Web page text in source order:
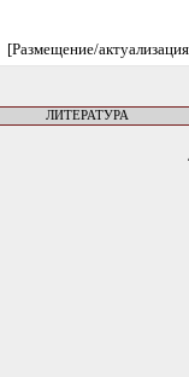
[Размещение/
ЛИТЕРАТУРА